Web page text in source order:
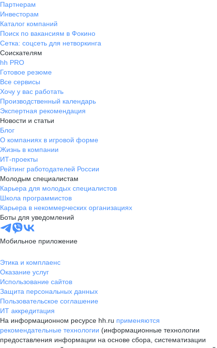
Партнерам
Инвесторам
Каталог компаний
Поиск по вакансиям в Фокино
Сетка: соцсеть для нетворкинга
Соискателям
hh PRO
Готовое резюме
Все сервисы
Хочу у вас работать
Производственный календарь
Экспертная рекомендация
Новости и статьи
Блог
О компаниях в игровой форме
Жизнь в компании
ИТ-проекты
Рейтинг работодателей России
Молодым специалистам
Карьера для молодых специалистов
Школа программистов
Карьера в некоммерческих организациях
Боты для уведомлений
Мобильное приложение
Этика и комплаенс
Оказание услуг
Использование сайтов
Защита персональных данных
Пользовательское соглашение
ИТ аккредитация
На информационном ресурсе hh.ru применяются
рекомендательные технологии (информационные технологии
предоставления информации на основе сбора, систематизации